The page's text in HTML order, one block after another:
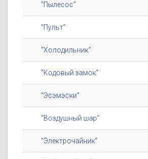
"Пылесос"
"Пульт"
"Холодильник"
"Кодовый замок"
"Эсэмэски"
"Воздушный шар"
"Электрочайник"